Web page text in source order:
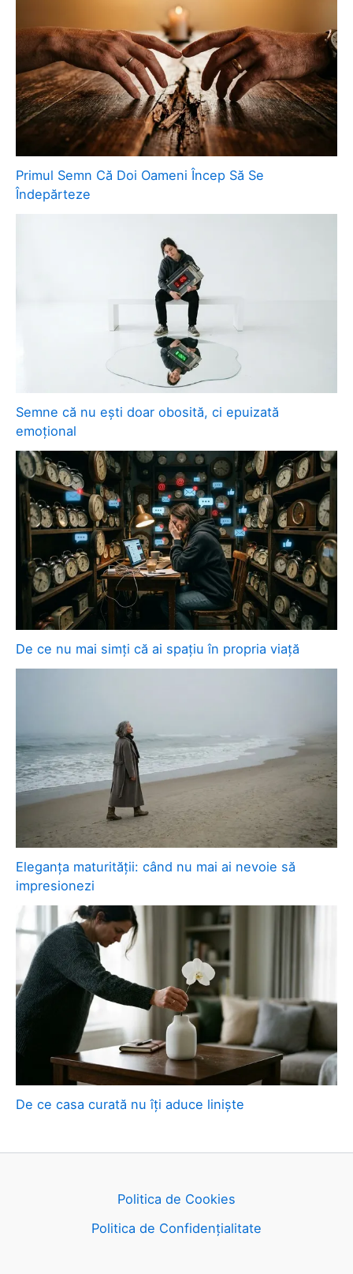
Primul Semn Că Doi Oameni Încep Să Se
Îndepărteze
Semne că nu ești doar obosită, ci epuizată
emoțional
De ce nu mai simți că ai spațiu în propria viață
Eleganța maturității: când nu mai ai nevoie să
impresionezi
De ce casa curată nu îți aduce liniște
Politica de Cookies
Politica de Confidențialitate